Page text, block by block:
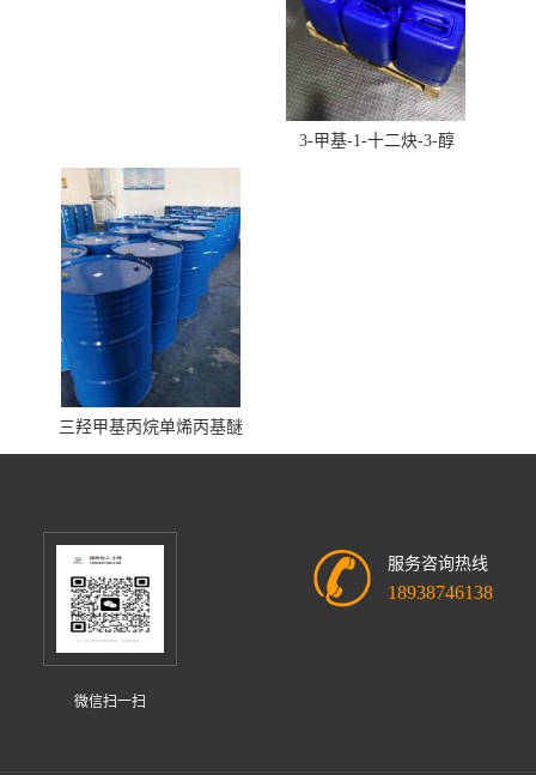
3-甲基-1-十二炔-3-醇
三羟甲基丙烷单烯丙基醚
微信扫一扫
服务咨询热线
18938746138